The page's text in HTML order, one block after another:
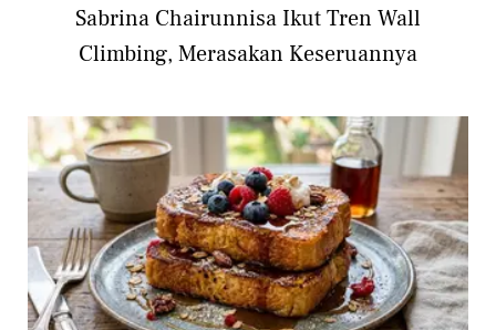
Sabrina Chairunnisa Ikut Tren Wall
Climbing, Merasakan Keseruannya